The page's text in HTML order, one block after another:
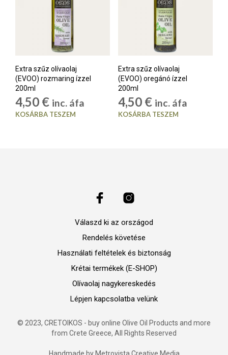
Extra szűz olívaolaj
(EVOO) rozmaring ízzel
200ml
4,50 € inc. áfa
KOSÁRBA TESZEM
Extra szűz olívaolaj
(EVOO) oregánó ízzel
200ml
4,50 € inc. áfa
KOSÁRBA TESZEM
Válaszd ki az országod
Rendelés követése
Használati feltételek és biztonság
Krétai termékek (E-SHOP)
Olívaolaj nagykereskedés
Lépjen kapcsolatba velünk
© 2023, CRETOIKOS - buy online Olive Oil Products and more
from Crete Greece, All Rights Reserved